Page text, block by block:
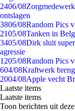
2406/08
ontslagen
3806/08Random Pics
2105/08Tanken in
3405/08Dirk sluit
agressie
1205/08Random Pics
604/08Kraftwerk
2004/08Apple vecht
Laatste items
Laatste items
Toon berichten uit